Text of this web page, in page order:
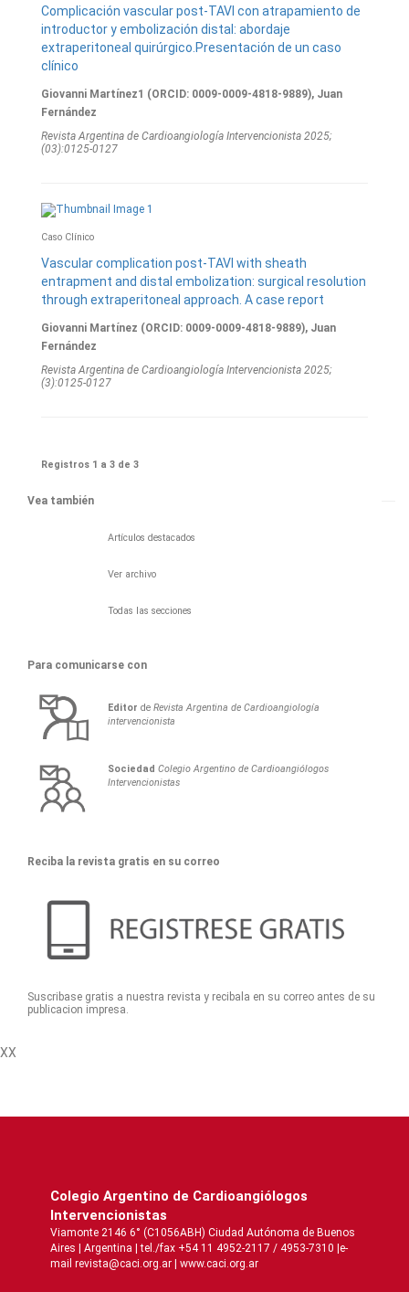
Complicación vascular post-TAVI con atrapamiento de
introductor y embolización distal: abordaje
extraperitoneal quirúrgico.Presentación de un caso
clínico
Giovanni Martínez1 (ORCID: 0009-0009-4818-9889), Juan
Fernández
Revista Argentina de Cardioangiologí­a Intervencionista 2025;
(03):0125-0127
Caso Clínico
Vascular complication post-TAVI with sheath
entrapment and distal embolization: surgical resolution
through extraperitoneal approach. A case report
Giovanni Martínez (ORCID: 0009-0009-4818-9889), Juan
Fernández
Revista Argentina de Cardioangiologí­a Intervencionista 2025;
(3):0125-0127
Registros 1 a 3 de 3
Vea también
Artículos destacados
Ver archivo
Todas las secciones
Para comunicarse con
Editor deRevista Argentina de Cardioangiología
intervencionista
Sociedad Colegio Argentino de Cardioangiólogos
Intervencionistas
Reciba la revista gratis en su correo
Suscribase gratis a nuestra revista y recibala en su correo antes de su
publicacion impresa.
XX
Colegio Argentino de Cardioangiólogos
Intervencionistas
Viamonte 2146 6° (C1056ABH) Ciudad Autónoma de Buenos
Aires | Argentina | tel./fax +54 11 4952-2117 / 4953-7310 |e-
mail revista@caci.org.ar | www.caci.org.ar